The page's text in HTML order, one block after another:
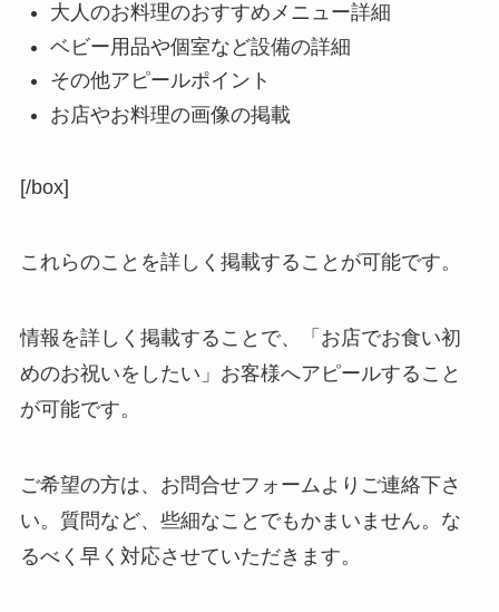
大人のお料理のおすすめメニュー詳細
ベビー用品や個室など設備の詳細
その他アピールポイント
お店やお料理の画像の掲載
[/box]
これらのことを詳しく掲載することが可能です。
情報を詳しく掲載することで、「お店でお食い初
めのお祝いをしたい」お客様へアピールすること
が可能です。
ご希望の方は、お問合せフォームよりご連絡下さ
い。質問など、些細なことでもかまいません。な
るべく早く対応させていただきます。